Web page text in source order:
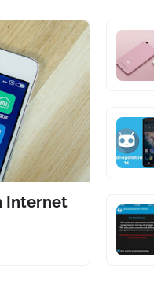
Internet